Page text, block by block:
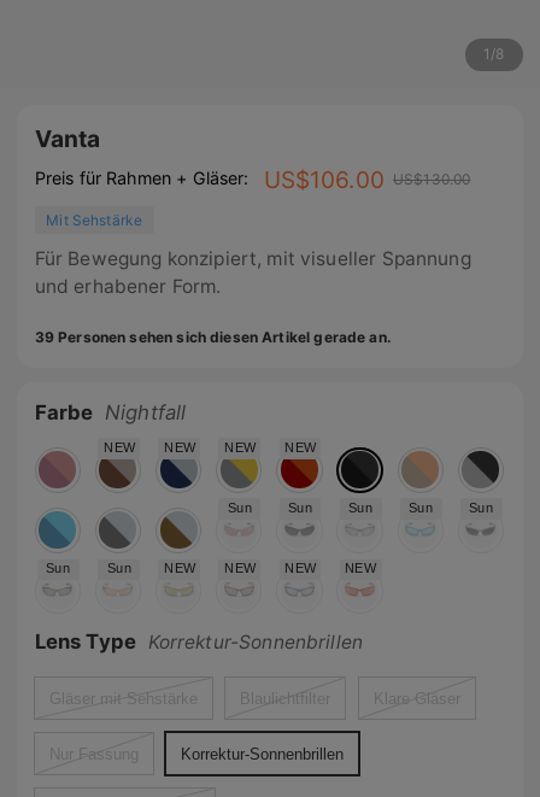
1 /8
Vanta
Preis für Rahmen + Gläser: US$106.00 US$130.00
Mit Sehstärke
Für Bewegung konzipiert, mit visueller Spannung
und erhabener Form.
39 Personen sehen sich diesen Artikel gerade an.
Farbe Nightfall
NEW NEW NEW NEW
Sun Sun Sun Sun Sun
Sun Sun NEW NEW NEW NEW
Lens Type Korrektur-Sonnenbrillen
Gläser mit Sehstärke Blaulichtfilter Klare Gläser
Nur Fassung Korrektur-Sonnenbrillen